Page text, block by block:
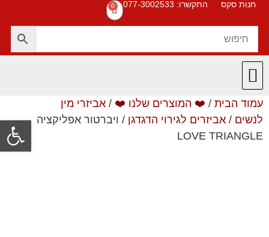
חנות סקס התקשרו: 077-3002533 0
עמוד הבית / ❤️ המוצרים שלנו ❤️ / אביזרי מין
לנשים / אביזרים לגירוי הדגדגן / ויברטור אפליקציה
LOVE TRIANGLE
פתח